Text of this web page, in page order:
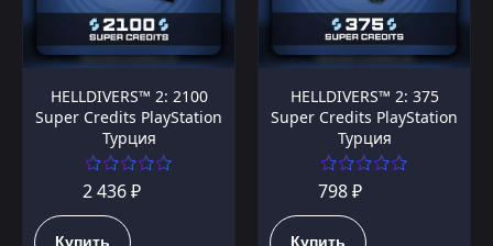
HELLDIVERS™ 2: 2100
Super Credits PlayStation
Турция
2 436 ₽
HELLDIVERS™ 2: 375
Super Credits PlayStation
Турция
798 ₽